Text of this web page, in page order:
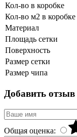
Кол-во в коробке
Кол-во м2 в коробке
Материал
Площадь сетки
Поверхность
Размер сетки
Размер чипа
Добавить отзыв
Общая оценка: